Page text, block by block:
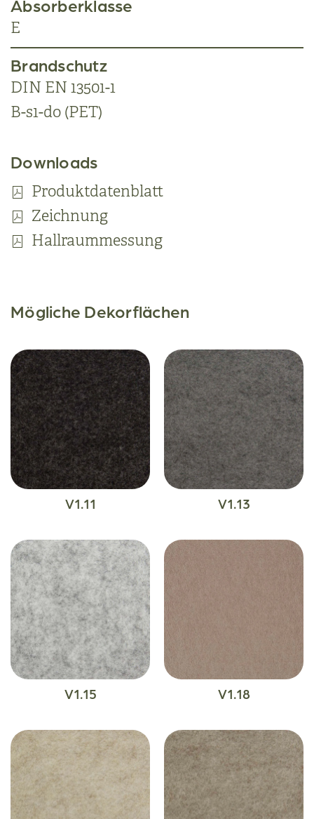
Absorberklasse
E
Brandschutz
DIN EN 13501-1
B-s1-do (PET)
Downloads
Produktdatenblatt
Zeichnung
Hallraummessung
Mögliche Dekorflächen
V1.11 V1.13
V1.15 V1.18